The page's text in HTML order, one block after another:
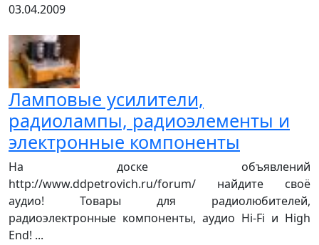
03.04.2009
Ламповые усилители,
радиолампы, радиоэлементы и
электронные компоненты
На доске объявлений
http://www.ddpetrovich.ru/forum/ найдите своё
аудио! Товары для радиолюбителей,
радиоэлектронные компоненты, аудио Hi-Fi и High
End! ...